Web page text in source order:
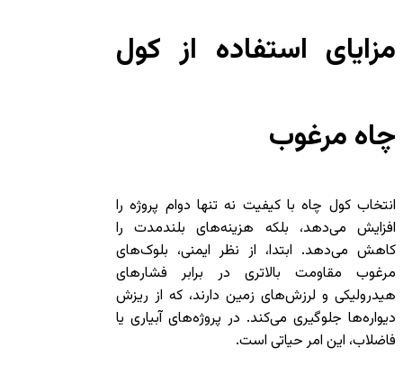
مزایای استفاده از کول
چاه مرغوب
انتخاب کول چاه با کیفیت نه تنها دوام پروژه را
افزایش می‌دهد، بلکه هزینه‌های بلندمدت را
کاهش می‌دهد. ابتدا، از نظر ایمنی، بلوک‌های
مرغوب مقاومت بالاتری در برابر فشارهای
هیدرولیکی و لرزش‌های زمین دارند، که از ریزش
دیواره‌ها جلوگیری می‌کند. در پروژه‌های آبیاری یا
فاضلاب، این امر حیاتی است.